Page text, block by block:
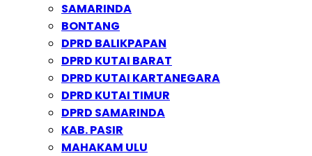
SAMARINDA
BONTANG
DPRD BALIKPAPAN
DPRD KUTAI BARAT
DPRD KUTAI KARTANEGARA
DPRD KUTAI TIMUR
DPRD SAMARINDA
KAB. PASIR
MAHAKAM ULU